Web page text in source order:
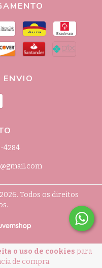
o uso de cookies para
de compra.
ENVIO
4284
Todos os direitos